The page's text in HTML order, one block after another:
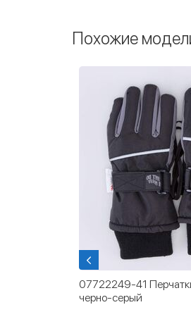
Похожие
07722249-41
черно-серый